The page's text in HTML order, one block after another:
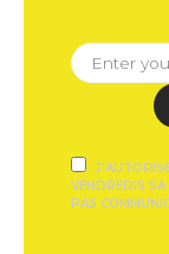
VENDREDIS SA
PAS